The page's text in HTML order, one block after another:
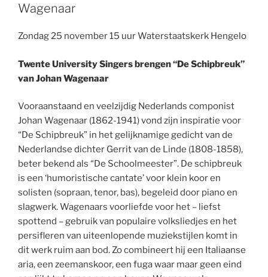
Wagenaar
Zondag 25 november 15 uur Waterstaatskerk Hengelo
Twente University Singers brengen “De Schipbreuk”
van Johan Wagenaar
Vooraanstaand en veelzijdig Nederlands componist
Johan Wagenaar (1862-1941) vond zijn inspiratie voor
“De Schipbreuk” in het gelijknamige gedicht van de
Nederlandse dichter Gerrit van de Linde (1808-1858),
beter bekend als “De Schoolmeester”. De schipbreuk
is een ‘humoristische cantate’ voor klein koor en
solisten (sopraan, tenor, bas), begeleid door piano en
slagwerk. Wagenaars voorliefde voor het – liefst
spottend – gebruik van populaire volksliedjes en het
persifleren van uiteenlopende muziekstijlen komt in
dit werk ruim aan bod. Zo combineert hij een Italiaanse
aria, een zeemanskoor, een fuga waar maar geen eind